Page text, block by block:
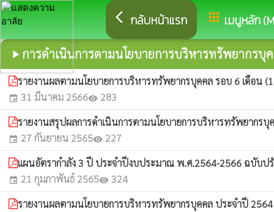
arrow_back_ios กลับหน้าแรก apps เมนูหลัก
play_arrow การดำเนินการตามนโยบายการบริหารทรัพยากรบุ
รายงานผลตามนโยบายการบริหารทรัพยากรบุคคล รอบ 6 เดือน
event 31 มีนาคม 2566visibility 283
รายงานสรุปผลการดำเนินการตามนโยบายการบริหารทรัพยากร
event 27 กันยายน 2565visibility 227
แผนอัตรากำลัง 3 ปี ประจำปีงบประมาณ พ.ศ.2564-2566 ฉบับป
event 21 กุมภาพันธ์ 2565visibility 324
รายงานผลตามนโยบายการบริหารทรัพยากรบุคคล ประจำปี